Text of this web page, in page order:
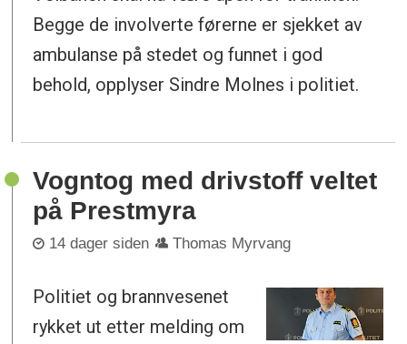
Begge de involverte førerne er sjekket av
ambulanse på stedet og funnet i god
behold, opplyser Sindre Molnes i politiet.
Vogntog med drivstoff veltet
på Prestmyra
14 dager siden Thomas Myrvang
Politiet og brannvesenet
rykket ut etter melding om